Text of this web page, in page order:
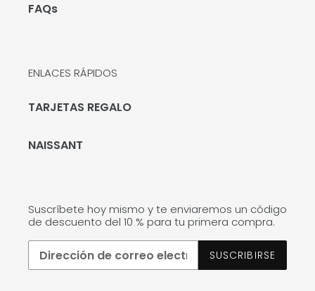
FAQs
ENLACES RÁPIDOS
TARJETAS REGALO
NAISSANT
Suscríbete hoy mismo y te enviaremos un código
de descuento del 10 % para tu primera compra.
SUSCRIBIRSE